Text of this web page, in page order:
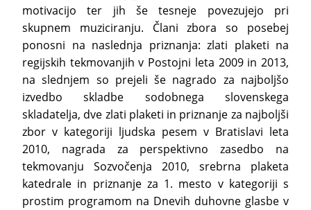
motivacijo ter jih še tesneje povezujejo pri
skupnem muziciranju. Člani zbora so posebej
ponosni na naslednja priznanja: zlati plaketi na
regijskih tekmovanjih v Postojni leta 2009 in 2013,
na slednjem so prejeli še nagrado za najboljšo
izvedbo skladbe sodobnega slovenskega
skladatelja, dve zlati plaketi in priznanje za najboljši
zbor v kategoriji ljudska pesem v Bratislavi leta
2010, nagrada za perspektivno zasedbo na
tekmovanju Sozvočenja 2010, srebrna plaketa
katedrale in priznanje za 1. mesto v kategoriji s
prostim programom na Dnevih duhovne glasbe v